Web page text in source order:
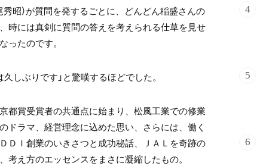
昭）が質問を発するごとに、どんどん稲盛さんの
時には真剣に質問の答えを考えられる仕草を見せ
ったのです。
しぶりです」と驚嘆するほどでした。
都賞受賞者の共通点に始まり、松風工業での修業
ラマ、経営理念に込めた思い、さらには、働く
ＤＩ創業のいきさつと成功秘話、ＪＡＬを奇跡の
え方のエッセンスをまさに凝縮したもの。